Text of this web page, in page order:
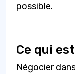
possible.
Ce qui
Négocier